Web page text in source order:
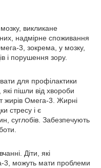
викликане
надмірне споживання
3, зокрема, у мозку,
і порушення зору.
для профілактики
пішли від хвороби
жирів Омега-3. Жирні
стресу і є
суглобів. Забезпечують
Діти, які
3, можуть мати проблеми